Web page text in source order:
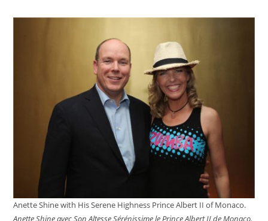
site
Anette Shine with His Serene Highness Prince Albert II of Monaco.
Anette Shine avec Son Altesse Sérénissime le Prince Albert II de Monaco.